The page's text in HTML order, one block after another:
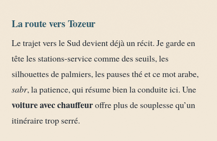
La route vers Tozeur
Le trajet vers le Sud devient déjà un récit. Je garde en
tête les stations-service comme des seuils, les
silhouettes de palmiers, les pauses thé et ce mot arabe,
sabr, la patience, qui résume bien la conduite ici. Une
voiture avec chauffeuroffre plus de souplesse qu’un
itinéraire trop serré.